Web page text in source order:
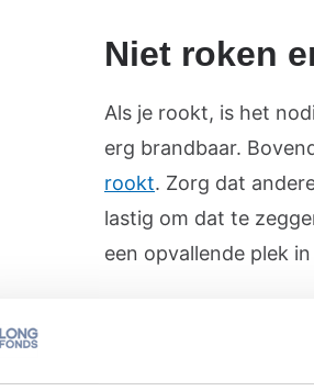
Niet roken
Als je rookt, is het
erg brandbaar.
rookt. Zorg dat
lastig om dat te
een opvallende plek
waxinelichtjes. Het